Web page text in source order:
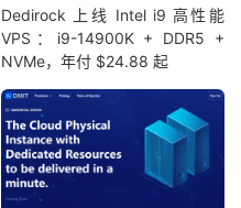
Dedirock 上线 Intel i9 高性能
VPS：i9-14900K + DDR5 +
NVMe，年付 $24.88 起